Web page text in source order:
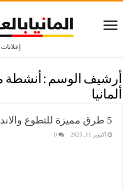
إعلانات
أرشيف الوسم : أنشطة
ألمانيا
5 طرق مميزة للتطوع والاندماح في ألمانيا
أكتوبر 11, 2025 0